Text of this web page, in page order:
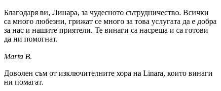
Благодаря ви, Линара, за чудесното сътрудничество. Всички
са много любезни, грижат се много за това услугата да е добра
за нас и нашите приятели. Те винаги са насреща и са готови
да ни помогнат.
Marta B.
Доволен съм от изключителните хора на Linara, които винаги
ни помагат.